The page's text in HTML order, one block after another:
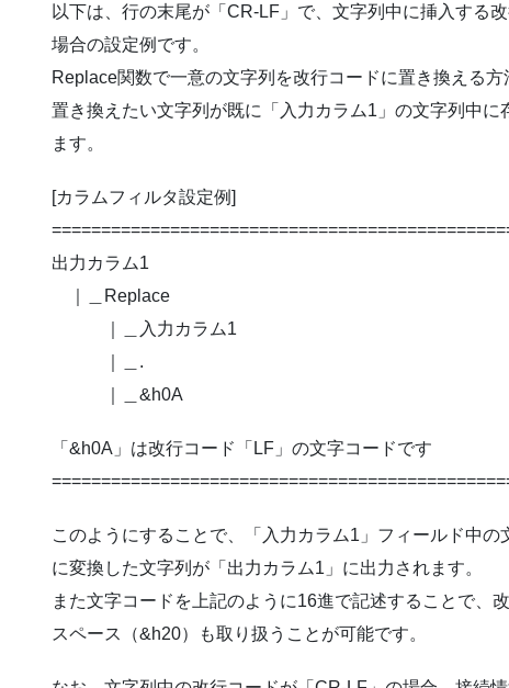
以下は、行の末尾が「CR-LF」で、文字列中に挿入する
場合の設定例です。
Replace関数で一意の文字列を改行コードに置き換える
置き換えたい文字列が既に「入力カラム1」の文字列中に
ます。
[カラムフィルタ設定例]
出力カラム1
｜＿Replace
｜＿入力カラム1
｜＿.
｜＿&h0A
「&h0A」は改行コード「LF」の文字コードです
このようにすることで、「入力カラム1」フィールド中の
に変換した文字列が「出力カラム1」に出力されます。
また文字コードを上記のように16進で記述することで、
スペース（&h20）も取り扱うことが可能です。